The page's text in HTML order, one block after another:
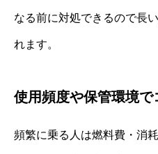
なる前に対処できるので長
れます。
使用頻度や保管環境
頻繁に乗る人は燃料費・消